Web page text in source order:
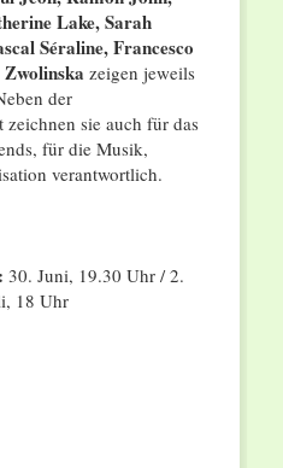
Lake, Sarah
Séraline, Francesco
zeigen jeweils
der
sie auch für das
für die Musik,
verantwortlich.
30. Juni, 19.30 Uhr / 2.
18 Uhr